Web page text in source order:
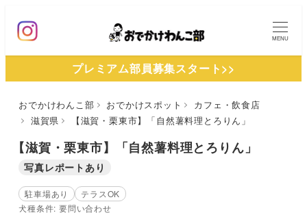
ン
MENU
プレミアム部員募集スタート>>
おでかけわんこ部 おでかけスポット
カフェ・飲食店
滋賀県
【滋賀・栗東市】「自然薯料理とろりん」
【滋賀・栗東市】「自然薯料理とろりん」
写真レポートあり
駐車場あり
テラスOK
犬種条件: 要問い合わせ